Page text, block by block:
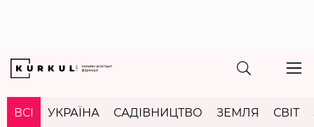
ВСІ УКРАЇНА САДІВНИЦТВО ЗЕМЛЯ СВІТ